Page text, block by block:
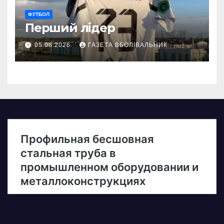
ФУТБОЛ
Перший лідер
05.08.2026 ГАЗЕТА ВБОЛІВАЛЬНИК